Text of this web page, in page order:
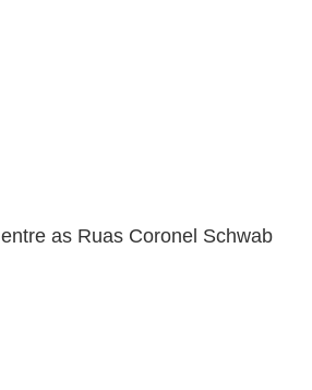
entre as Ruas Coronel Schwab